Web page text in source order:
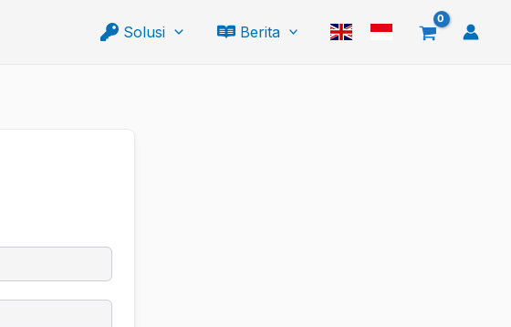
Solusi
Berita